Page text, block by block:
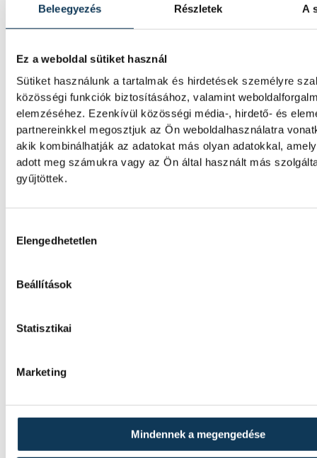
Beleegyezés Részletek A
Ez a weboldal sütiket használ
Sütiket használunk a tartalmak és hirdetések személyre
közösségi funkciók biztosításához, valamint
elemzéséhez. Ezenkívül közösségi média-, hirdető- és
partnereinkkel megosztjuk az Ön weboldalhasználatra
akik kombinálhatják az adatokat más olyan adatokkal,
adott meg számukra vagy az Ön által használt más
gyűjtöttek.
Elengedhetetlen
Beállítások
Statisztikai
Marketing
Mindennek a megengedése
jövő kedden válassza meg az új
elnököt.
Valami óriási csapódott a
ma reggel
Rendhagyó esemény zajlott le kedden
Magyar idő szerint 8:35 körül a Hold
csapódott a SpaceX egyik Falcon–9
fokozata. A becsapódást a Földről szabad
nem lehetett látni, a szakemberek azonban
Rekordok Európában –
Angliában szárazság tombol
rekordokat dönt a hőség. Magyarország a
Egyesült Királyságban olyan száraz júliust
amilyenre 155 éve nem volt példa.